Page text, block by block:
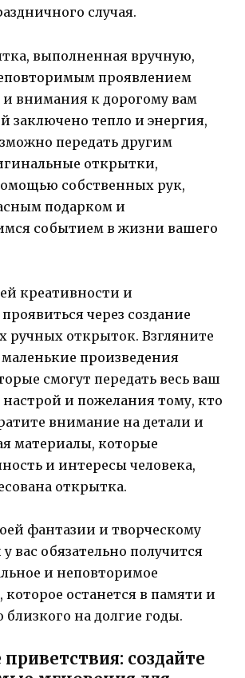
случая.
выполненная вручную,
проявлением
внимания к дорогому вам
заключено тепло и энергия,
передать другим
открытки,
собственных рук,
подарком и
событием в жизни вашего
креативности и
через создание
ручных открыток. Взгляните
произведения
смогут передать весь ваш
и пожелания тому, кто
внимание на детали и
материалы, которые
и интересы человека,
открытка.
фантазии и творческому
вас обязательно получится
и неповторимое
которое останется в памяти и
близкого на долгие годы.
создайте